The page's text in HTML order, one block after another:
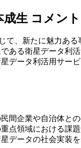
生 コメント
て、新たに魅力あ
ある衛星データ利
データ利活用サー
間企業や自治体と
点領域における課
データの社会実装